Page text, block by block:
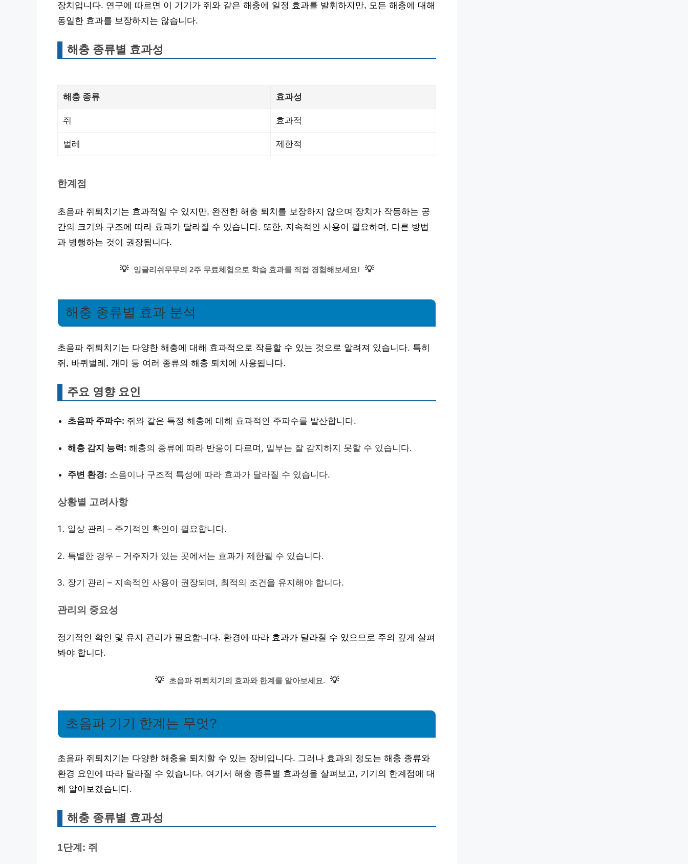
장치입니다. 연구에 따르면 이 기기가 쥐와 같은 해충에 일정 효과를 발휘하지만, 모든 해충에 대해
동일한 효과를 보장하지는 않습니다.
해충 종류별 효과성
해충 종류 효과성
쥐 효과적
벌레 제한적
한계점
초음파 쥐퇴치기는 효과적일 수 있지만, 완전한 해충 퇴치를 보장하지 않으며 장치가 작동하는 공
간의 크기와 구조에 따라 효과가 달라질 수 있습니다. 또한, 지속적인 사용이 필요하며, 다른 방법
과 병행하는 것이 권장됩니다.
💡 잉글리쉬무무의 2주 무료체험으로 학습 효과를 직접 경험해보세요! 💡
해충 종류별 효과 분석
초음파 쥐퇴치기는 다양한 해충에 대해 효과적으로 작용할 수 있는 것으로 알려져 있습니다. 특히
쥐, 바퀴벌레, 개미 등 여러 종류의 해충 퇴치에 사용됩니다.
주요 영향 요인
초음파 주파수: 쥐와 같은 특정 해충에 대해 효과적인 주파수를 발산합니다.
해충 감지 능력: 해충의 종류에 따라 반응이 다르며, 일부는 잘 감지하지 못할 수 있습니다.
주변 환경: 소음이나 구조적 특성에 따라 효과가 달라질 수 있습니다.
상황별 고려사항
일상 관리 – 주기적인 확인이 필요합니다.
특별한 경우 – 거주자가 있는 곳에서는 효과가 제한될 수 있습니다.
장기 관리 – 지속적인 사용이 권장되며, 최적의 조건을 유지해야 합니다.
관리의 중요성
정기적인 확인 및 유지 관리가 필요합니다. 환경에 따라 효과가 달라질 수 있으므로 주의 깊게 살펴
봐야 합니다.
💡 초음파 쥐퇴치기의 효과와 한계를 알아보세요. 💡
초음파 기기 한계는 무엇?
초음파 쥐퇴치기는 다양한 해충을 퇴치할 수 있는 장비입니다. 그러나 효과의 정도는 해충 종류와
환경 요인에 따라 달라질 수 있습니다. 여기서 해충 종류별 효과성을 살펴보고, 기기의 한계점에 대
해 알아보겠습니다.
해충 종류별 효과성
1단계: 쥐